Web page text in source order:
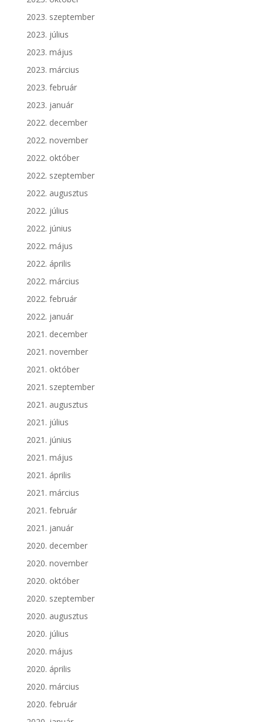
2023. szeptember
2023. július
2023. május
2023. március
2023. február
2023. január
2022. december
2022. november
2022. október
2022. szeptember
2022. augusztus
2022. július
2022. június
2022. május
2022. április
2022. március
2022. február
2022. január
2021. december
2021. november
2021. október
2021. szeptember
2021. augusztus
2021. július
2021. június
2021. május
2021. április
2021. március
2021. február
2021. január
2020. december
2020. november
2020. október
2020. szeptember
2020. augusztus
2020. július
2020. május
2020. április
2020. március
2020. február